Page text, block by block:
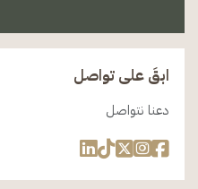
ابقَ على تواصل
دعنا نتواصل